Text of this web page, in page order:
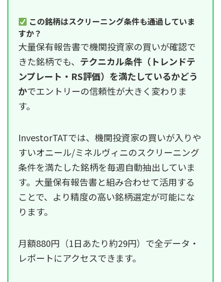
この銘柄はスクリーニング条件も通過していま
すか？
大量保有報告書で機関投資家の買いが確認で
きた銘柄でも、 テクニカル条件（トレンドテ
ンプレート・RS評価）を満たしているかどう
かでエントリーの信頼性が大きく変わりま
す。
InvestorTATでは、機関投資家の買いが入りや
すいオニール/ミネルヴィニのスクリーニング
条件を満たした銘柄を毎週自動抽出していま
す。大量保有報告書と組み合わせて活用する
ことで、より精度の高い銘柄選定が可能にな
ります。
月額880円（1日あたり約29円）で全データ・
レポートにアクセスできます。